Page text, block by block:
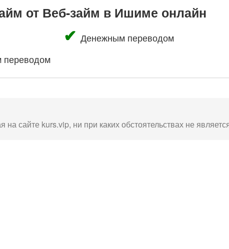
от Веб-займ в Ишиме онлайн
переводом
Денежным переводом
сайте kurs.vip, ни при каких обстоятельствах не